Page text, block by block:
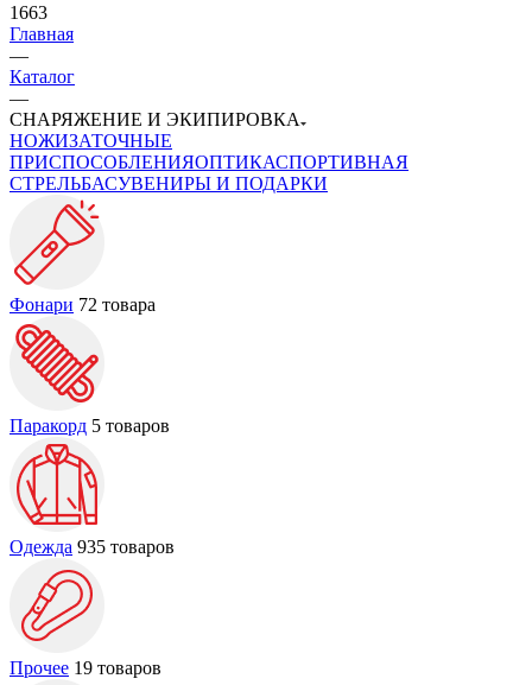
1663
Главная
—
Каталог
—
СНАРЯЖЕНИЕ И ЭКИПИРОВКА
НОЖИЗАТОЧНЫЕ
ПРИСПОСОБЛЕНИЯОПТИКАСПОРТИВНАЯ
СТРЕЛЬБАСУВЕНИРЫ И ПОДАРКИ
Фонари 72 товара
Паракорд 5 товаров
Одежда 935 товаров
Прочее 19 товаров